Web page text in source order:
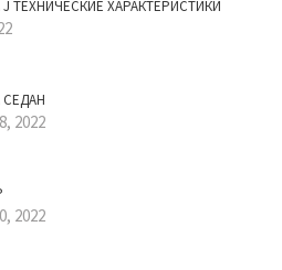
J ТЕХНИЧЕСКИЕ ХАРАКТЕРИСТИКИ
СЕДАН
2022
2022